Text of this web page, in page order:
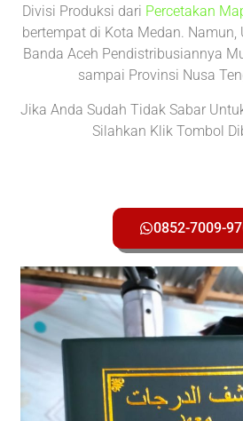
Divisi Produksi dari Percetakan
bertempat di Kota Medan. Namun,
Banda Aceh Pendistribusiannya
sampai Provinsi Nusa
Jika Anda Sudah Tidak Sabar
Silahkan Klik Tombol
0852-7009-